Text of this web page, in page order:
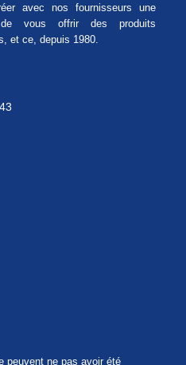
avec nos fournisseurs une
vous offrir des produits
et ce, depuis 1980.
peuvent ne pas avoir été